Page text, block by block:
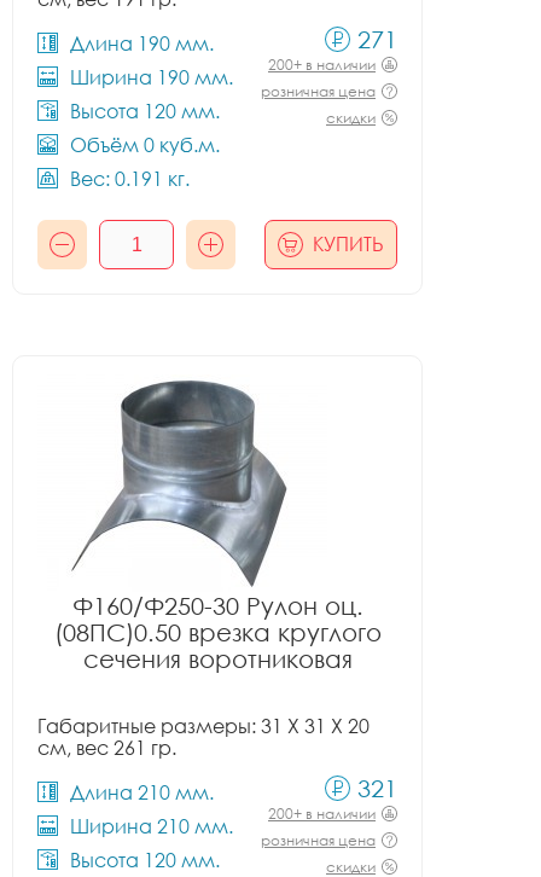
Длина 190 мм.
Ширина 190 мм.
Высота 120 мм.
Объём 0 куб.м.
Вес: 0.191 кг.
271
200+ в наличии
розничная цена
скидки
КУПИТЬ
Ф160/Ф250-30 Рулон оц.
(08ПС)0.50 врезка круглого
сечения воротниковая
Габаритные размеры: 31 X 31 X 20
см, вес 261 гр.
Длина 210 мм.
Ширина 210 мм.
Высота 120 мм.
321
200+ в наличии
розничная цена
скидки